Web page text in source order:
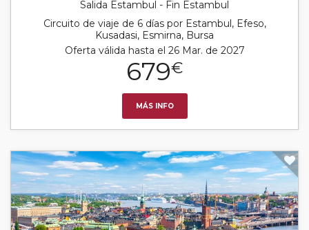
Salida Estambul - Fin Estambul
Circuito de viaje de 6 días por Estambul, Efeso,
Kusadasi, Esmirna, Bursa
Oferta válida hasta el 26 Mar. de 2027
679€
MÁS INFO